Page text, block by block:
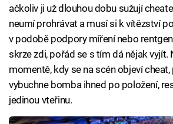
ačkoliv ji už dlouhou dobu sužují
neumí prohrávat a musí si k vítězství
v podobě podpory míření nebo
skrze zdi, pořád se s tím dá nějak vyjít.
momentě, kdy se na scén objeví
vybuchne bomba ihned po položení,
jedinou vteřinu.